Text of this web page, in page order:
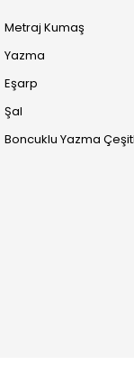
Metraj Kumaş
Yazma
Eşarp
Şal
Boncuklu Yazma